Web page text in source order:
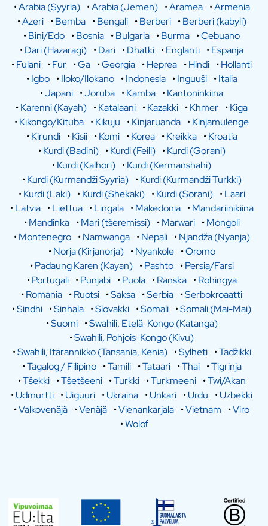
•Arabia (Syyria) •Arabia (Jemen) •Aramea •Armenia
•Azeri •Bemba •Bengali •Berberi •Berberi (kabyli)
•Bini/Edo •Bosnia •Bulgaria •Burma •Cebuano
•Dari (Hazaragi) •Dari •Dhatki •Englanti •Espanja
•Fulani •Fur •Ga •Georgia •Heprea •Hindi •Hollanti
•Igbo •Iloko/Ilokano •Indonesia •Inguuši •Italia
•Japani •Joruba •Kamba •Kantoninkiina
•Karenni (Kayah) •Katalaani •Kazakki •Khmer •Kiga
•Kikongo/Kituba •Kikuju •Kinjaruanda •Kinjamulenge
•Kirundi •Kisii •Komi •Korea •Kreikka •Kroatia
•Kurdi (Badini) •Kurdi (Feili) •Kurdi (Gorani)
•Kurdi (Kalhori) •Kurdi (Kermanshahi)
•Kurdi (Kurmandži Syyria) •Kurdi (Kurmandži Turkki)
•Kurdi (Laki) •Kurdi (Shekaki) •Kurdi (Sorani) •Laari
•Latvia •Liettua •Lingala •Makedonia •Mandariinikiina
•Mandinka •Mari (tšeremissi) •Marwari •Mongoli
•Montenegro •Namwanga •Nepali •Njandža (Nyanja)
•Norja (Kirjanorja) •Nyankole •Oromo
•Padaung Karen (Kayan) •Pashto •Persia/Farsi
•Portugali •Punjabi •Puola •Ranska •Rohingya
•Romania •Ruotsi •Saksa •Serbia •Serbokroaatti
•Sindhi •Sinhala •Slovakki •Somali •Somali (Mai-Mai)
•Suomi •Swahili, Etelä-Kongo (Katanga)
•Swahili, Pohjois-Kongo (Kivu)
•Swahili, Itärannikko (Tansania, Kenia) •Sylheti •Tadžikki
•Tagalog / Filipino •Tamili •Tataari •Thai •Tigrinja
•Tšekki •Tšetšeeni •Turkki •Turkmeeni •Twi/Akan
•Udmurtti •Uiguuri •Ukraina •Unkari •Urdu •Uzbekki
•Valkovenäjä •Venäjä •Vienankarjala •Vietnam •Viro
•Wolof